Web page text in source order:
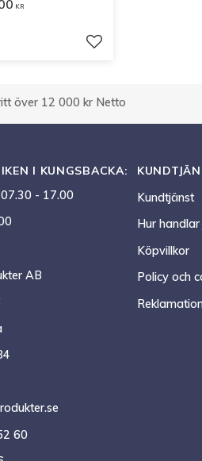
KR
Lägg till i favoriter
över 12 000 kr Netto
I KUNGSBACKA:
- 17.00
AB
60
Kundtjänst
Hur
Köpvillkor
Policy och